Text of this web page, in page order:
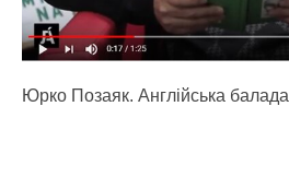
Юрко Позаяк. Англійська балада